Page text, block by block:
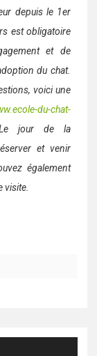
depuis le 1er
est obligatoire
et de
du chat.
voici une
du-chat-
jour de la
et venir
également
visite.